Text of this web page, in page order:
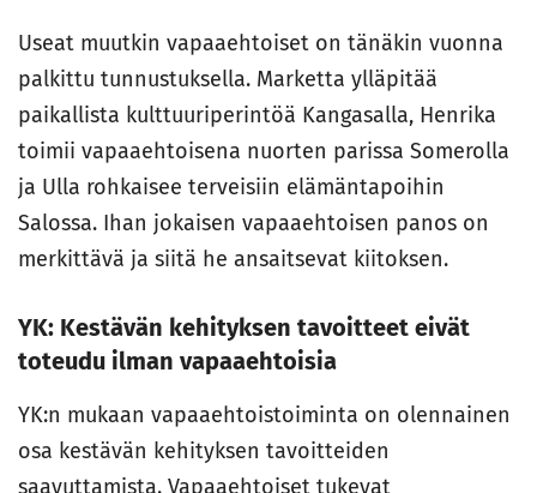
Useat muutkin vapaaehtoiset on tänäkin vuonna
palkittu tunnustuksella. Marketta ylläpitää
paikallista kulttuuriperintöä Kangasalla, Henrika
toimii vapaaehtoisena nuorten parissa Somerolla
ja Ulla rohkaisee terveisiin elämäntapoihin
Salossa. Ihan jokaisen vapaaehtoisen panos on
merkittävä ja siitä he ansaitsevat kiitoksen.
YK: Kestävän kehityksen tavoitteet eivät
toteudu ilman vapaaehtoisia
YK:n mukaan vapaaehtoistoiminta on olennainen
osa kestävän kehityksen tavoitteiden
saavuttamista. Vapaaehtoiset tukevat